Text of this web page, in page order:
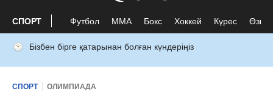
СПОРТ Футбол ММА Бокс Хоккей Күрес Өзге
Бізбен бірге қатарынан болған күндеріңіз
СПОРТ ОЛИМПИАДА